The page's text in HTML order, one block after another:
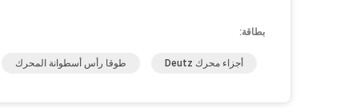
بطاقة:
أجزاء محرك Deutz طوقا رأس أسطوانة المحرك